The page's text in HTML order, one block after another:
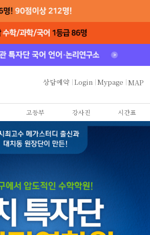
상담예약 Login Mypage MAP
고등부 강사진 시간표